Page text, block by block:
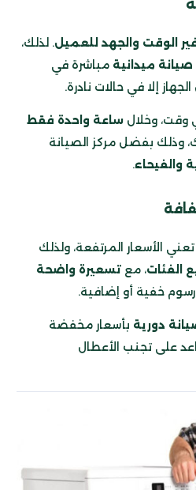
الوقت والجهد للعميل. لذلك،
صيانة ميدانية مباشرة في
إلا في حالات نادرة.
وخلال ساعة واحدة فقط
وذلك بفضل مركز الصيانة
والفيحاء.
الأسعار المرتفعة، ولذلك
الفئات، مع تسعيرة واضحة
رسوم خفية أو إضافية.
دورية بأسعار مخفضة
على تجنب الأعطال